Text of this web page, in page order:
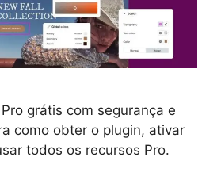
grátis com segurança e
como obter o plugin, ativar
todos os recursos Pro.